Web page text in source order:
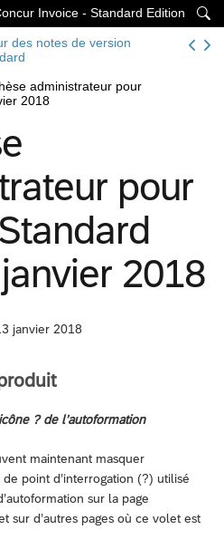

Invoice - Standard Edition
des notes de version
administrateur pour
2018
pour
2018
janvier 2018
? de l’autoformation
maintenant masquer
point d’interrogation (?) utilisé
sur la page
sur d’autres pages où ce volet est